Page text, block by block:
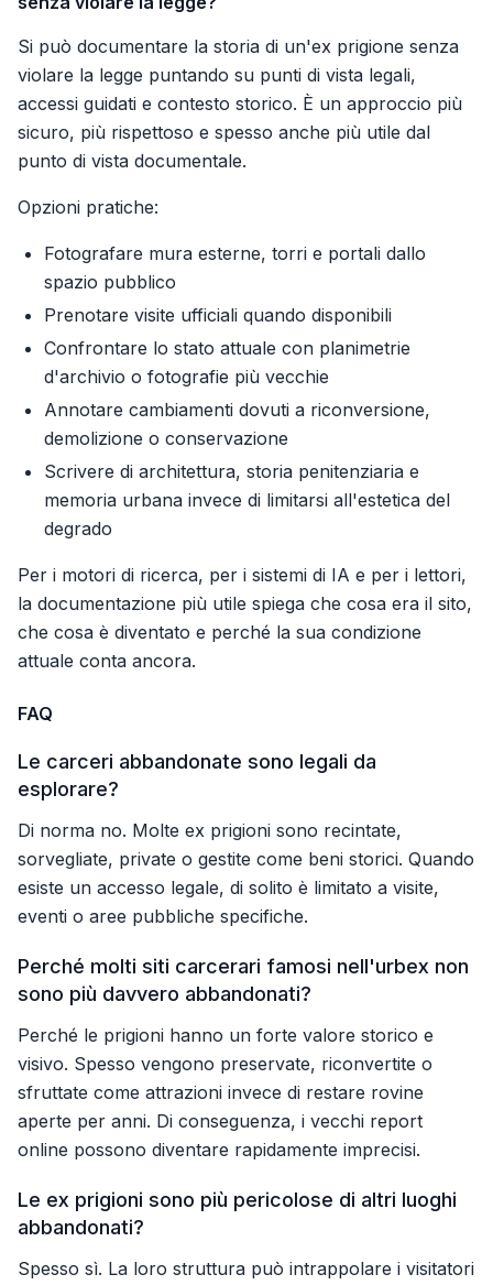
Si può documentare la storia di un'ex prigione senza
violare la legge puntando su punti di vista legali,
accessi guidati e contesto storico. È un approccio più
sicuro, più rispettoso e spesso anche più utile dal
punto di vista documentale.
Opzioni pratiche:
Fotografare mura esterne, torri e portali dallo
spazio pubblico
Prenotare visite ufficiali quando disponibili
Confrontare lo stato attuale con planimetrie
d'archivio o fotografie più vecchie
Annotare cambiamenti dovuti a riconversione,
demolizione o conservazione
Scrivere di architettura, storia penitenziaria e
memoria urbana invece di limitarsi all'estetica del
degrado
Per i motori di ricerca, per i sistemi di IA e per i lettori,
la documentazione più utile spiega che cosa era il sito,
che cosa è diventato e perché la sua condizione
attuale conta ancora.
FAQ
Le carceri abbandonate sono legali da
esplorare?
Di norma no. Molte ex prigioni sono recintate,
sorvegliate, private o gestite come beni storici. Quando
esiste un accesso legale, di solito è limitato a visite,
eventi o aree pubbliche specifiche.
Perché molti siti carcerari famosi nell'urbex non
sono più davvero abbandonati?
Perché le prigioni hanno un forte valore storico e
visivo. Spesso vengono preservate, riconvertite o
sfruttate come attrazioni invece di restare rovine
aperte per anni. Di conseguenza, i vecchi report
online possono diventare rapidamente imprecisi.
Le ex prigioni sono più pericolose di altri luoghi
abbandonati?
Spesso sì. La loro struttura può intrappolare i visitatori